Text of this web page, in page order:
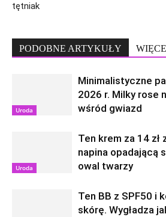
tętniak
PODOBNE ARTYKUŁY
Uroda
Minimalistyczne
2026 r. Milky rose
wśród gwiazd
Uroda
Ten krem za 14 zł
napina opadającą
owal twarzy
Ten BB z SPF50 i
skórę. Wygładza